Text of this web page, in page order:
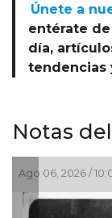
Únete a
entérate
día,
tendencias
Notas
Ago 03,